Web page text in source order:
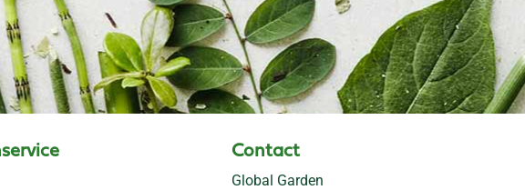
Contact
Global Garden